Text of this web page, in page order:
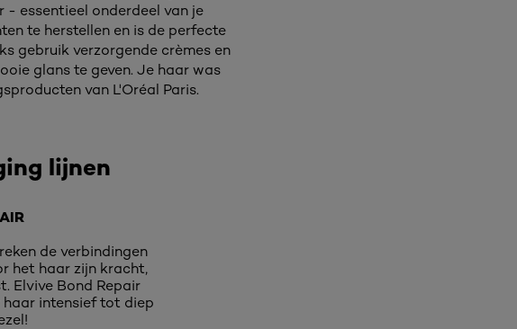
- essentieel onderdeel van je
te herstellen en is de perfecte
gebruik verzorgende crèmes en
glans te geven. Je haar was
van L'Oréal Paris.
lijnen
de verbindingen
het haar zijn kracht,
Elvive Bond Repair
haar intensief tot diep